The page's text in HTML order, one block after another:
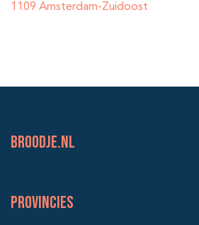
1109 Amsterdam-Zuidoost
BROODJE.NL
Provincies